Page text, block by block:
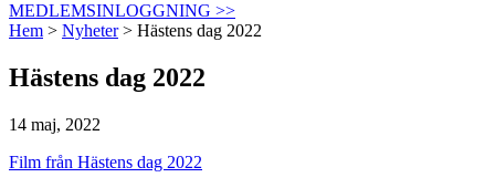
MEDLEMSINLOGGNING >>
Hem > Nyheter> Hästens dag 2022
Hästens dag 2022
14 maj, 2022
Film från Hästens dag 2022